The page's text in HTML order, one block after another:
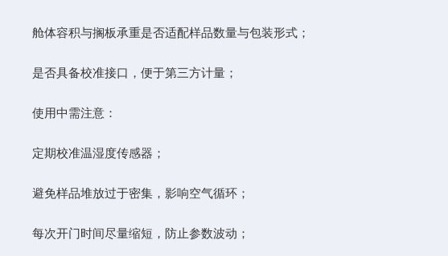
舱体容积与搁板承重是否适配样品数量与包装形式；
是否具备校准接口，便于第三方计量；
使用中需注意：
定期校准温湿度传感器；
避免样品堆放过于密集，影响空气循环；
每次开门时间尽量缩短，防止参数波动；